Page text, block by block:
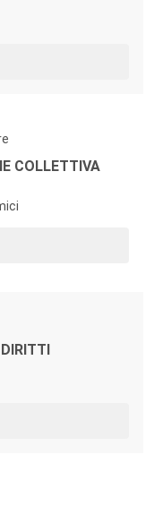
COLLETTIVA